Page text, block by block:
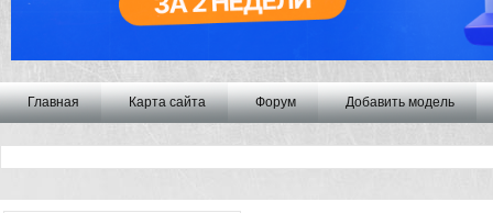
Главная Карта сайта Форум Добавить модель